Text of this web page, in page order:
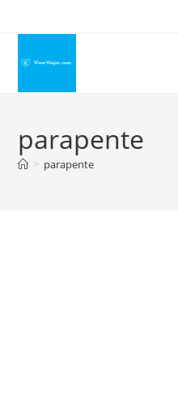
conteúdo
parapente
> parapente